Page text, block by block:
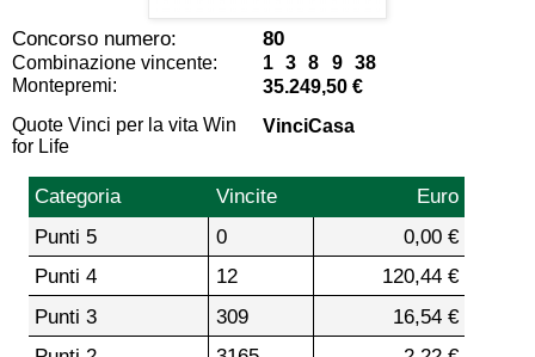
Concorso numero: 80
Combinazione vincente:
1 3 8 9 38
Montepremi:
35.249,50 €
Quote Vinci per la vita Win
for Life
VinciCasa
Categoria Vincite
Euro
Punti 5
0
0,00 €
Punti 4
12
120,44 €
Punti 3
309
16,54 €